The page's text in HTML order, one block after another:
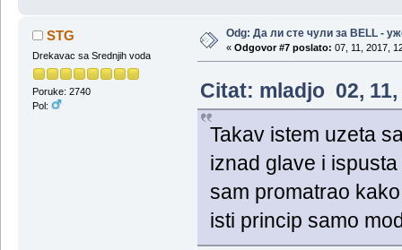
STG
Drekavac sa Srednjih voda
Poruke: 2740
Pol:
Odg: Да ли сте чули за BELL -
« Odgovor #7 poslato: 07, 11, 2017,
Citat: mladjo 02,
Takav istem uzeta
iznad glave i
sam promatrao
isti princip samo